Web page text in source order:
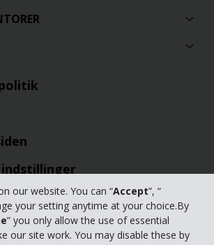
our website. You can “Accept”, “
your setting anytime at your choice.By
” you only allow the use of essential
our site work. You may disable these by
Corporation. Hertz Biludlejning udlejer biler,
minibusser og varevogne
| Vilkår for brug af